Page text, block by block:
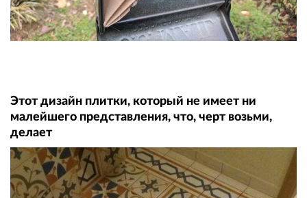
Этот дизайн плитки, который не имеет ни
малейшего представления, что, черт возьми,
делает